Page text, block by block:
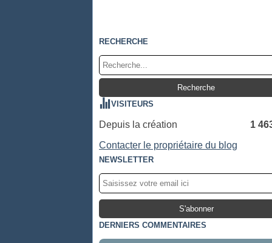
RECHERCHE
VISITEURS
Depuis la création
1
Contacter le propriétaire du blog
NEWSLETTER
DERNIERS COMMENTAIRES